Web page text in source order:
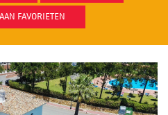
FAVORIETEN